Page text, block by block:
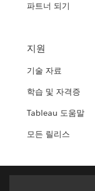
파트너 되기
지원
기술 자료
학습 및 자격증
Tableau 도움말
모든 릴리스